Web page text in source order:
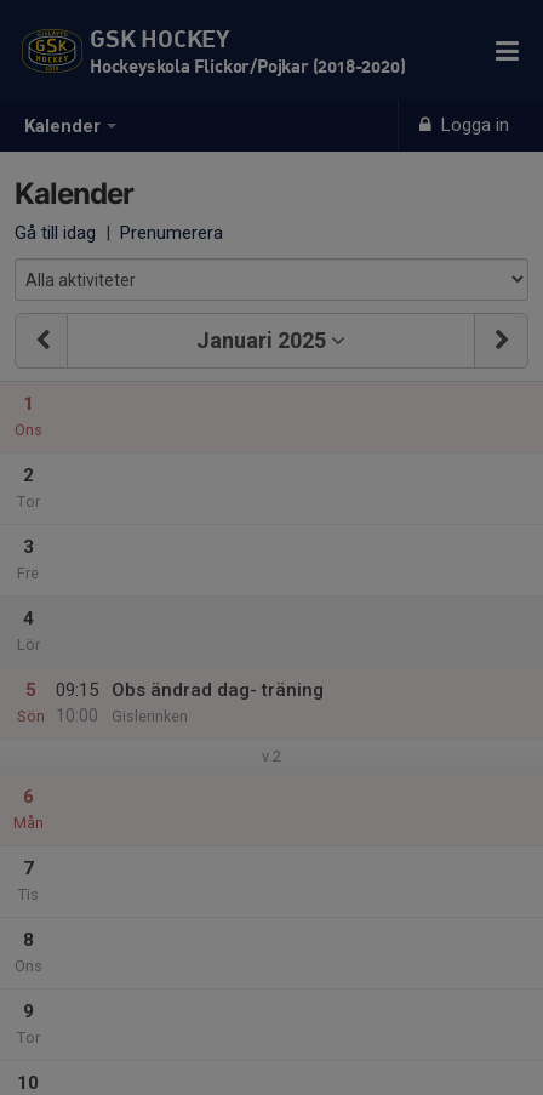
Kalender Logga in
GSK HOCKEY
Hockeyskola Flickor/Pojkar (2018-2020)
Kalender
Gå till idag | Prenumerera
Januari 2025
1
Ons
2
Tor
3
Fre
4
Lör
5
Sön
09:15
10:00
Obs ändrad dag- träning
Gislerinken
v.2
6
Mån
7
Tis
8
Ons
9
Tor
10